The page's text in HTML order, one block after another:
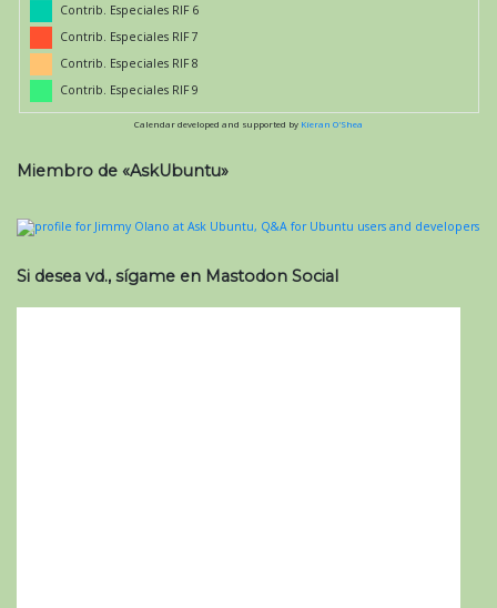
Contrib. Especiales RIF 6
Contrib. Especiales RIF 7
Contrib. Especiales RIF 8
Contrib. Especiales RIF 9
Calendar developed and supported by Kieran O'Shea
Miembro de «AskUbuntu»
Si desea vd., sígame en Mastodon Social